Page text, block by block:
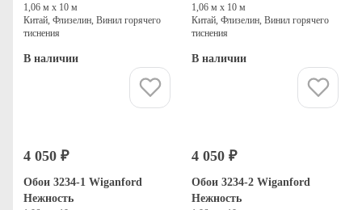
1,06 м х 10 м
Китай, Флизелин, Винил горячего
тиснения
В наличии
1,06 м х 10 м
Китай, Флизелин, Винил горячего
тиснения
В наличии
4 050 ₽
Обои 3234-1 Wiganford
Нежность
4 050 ₽
Обои 3234-2 Wiganford
Нежность